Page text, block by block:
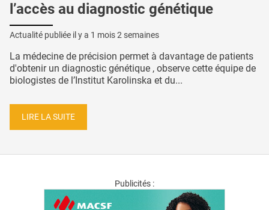
l’accès au diagnostic génétique
Actualité publiée il y a 1 mois 2 semaines
La médecine de précision permet à davantage de patients
d'obtenir un diagnostic génétique , observe cette équipe de
biologistes de l’Institut Karolinska et du...
LIRE LA SUITE
Publicités :